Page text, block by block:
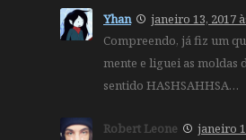
Yhan
janeiro 13, 2017
Compreendo, já fiz um
mente e liguei as moldas
sentido HASHSAHHSA…
Robert Leone
janeiro